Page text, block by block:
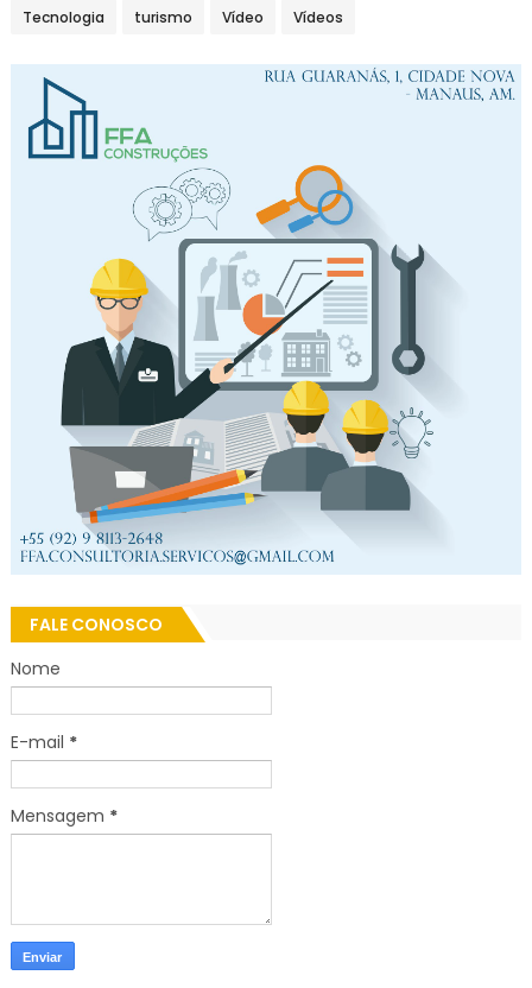
Tecnologia turismo Vídeo Vídeos
FALE CONOSCO
Nome
E-mail *
Mensagem *